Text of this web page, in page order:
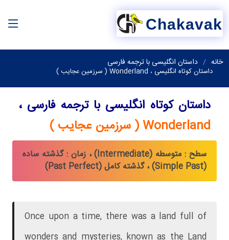
Chakavak
خانه داستان انگلیسی با ترجمه فارسی
داستان کوتاه انگلیسی ، Wonderland ( سرزمین عجایب )
داستان کوتاه انگلیسی با ترجمه فارسی ،
Wonderland ( سرزمین عجایب )
سطح : متوسطه (Intermediate) ، زمان : گذشته ساده
(Simple Past) ، گذشته کامل (Past Perfect)
Once upon a time, there was a land full of
wonders and mysteries, known as the Land